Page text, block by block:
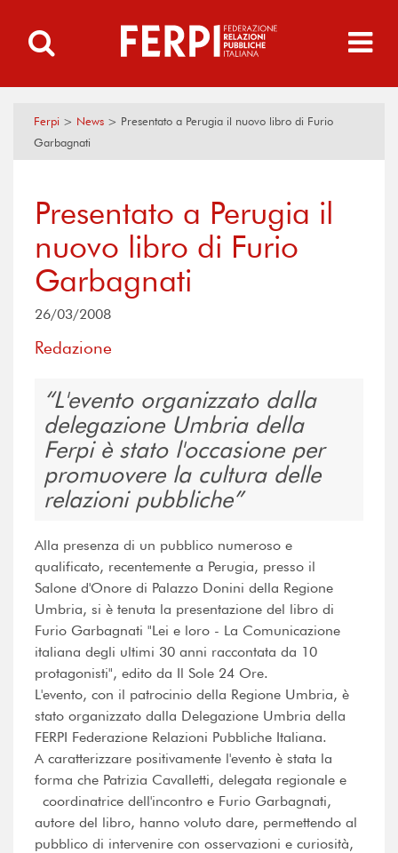
Ferpi > News > Presentato a Perugia il nuovo libro di Furio
Garbagnati
Presentato a Perugia il
nuovo libro di Furio
Garbagnati
26/03/2008
Redazione
L'evento organizzato dalla
delegazione Umbria della
Ferpi è stato l'occasione per
promuovere la cultura delle
relazioni pubbliche
Alla presenza di un pubblico numeroso e
qualificato, recentemente a Perugia, presso il
Salone d'Onore di Palazzo Donini della Regione
Umbria, si è tenuta la presentazione del libro di
Furio Garbagnati "Lei e loro - La Comunicazione
italiana degli ultimi 30 anni raccontata da 10
protagonisti", edito da Il Sole 24 Ore.
L'evento, con il patrocinio della Regione Umbria, è
stato organizzato dalla Delegazione Umbria della
FERPI Federazione Relazioni Pubbliche Italiana.
A caratterizzare positivamente l'evento è stata la
forma che Patrizia Cavalletti, delegata regionale e
coordinatrice dell'incontro e Furio Garbagnati,
autore del libro, hanno voluto dare, permettendo al
pubblico di intervenire con osservazioni e curiosità,